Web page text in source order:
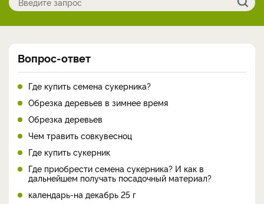
Вопрос-ответ
Где купить семена сукерника?
Обрезка деревьев в зимнее время
Обрезка деревьев
Чем травить совкувесноц
Где купить сукерник
Где приобрести семена сукерника? И как в
дальнейшем получать посадочный материал?
календарь-на декабрь 25 г